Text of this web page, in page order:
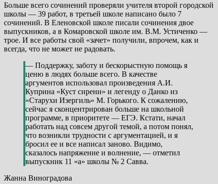
Больше всего сочинений проверяли учителя второй городской
школы — 39 работ, в третьей школе написано было 7
сочинений. В Еленовской школе писали сочинения двое
выпускников, а в Комаровской школе им. В.М. Устиченко —
трое. И все работы свой «зачет» получили, впрочем, как и
всегда, что не может не радовать.
— Поддержку, заботу и бескорыстную помощь я
ценю в людях больше всего. В качестве
аргументов использовал произведения А.И.
Куприна «Куст сирени» и легенду о Данко из
«Старухи Изергиль» М. Горького. К сожалению,
сейчас я сконцентрирован больше на школьной
программе, в приоритете — ЕГЭ. Кстати, начал
работать над совсем другой темой, а потом понял,
что возникли трудности с аргументацией, и я
бросил ее и все написал заново. Видимо,
сказалось напряжение и волнение, — отметил
выпускник 11 «а» школы № 2 Савва.
Жанна Виноградова